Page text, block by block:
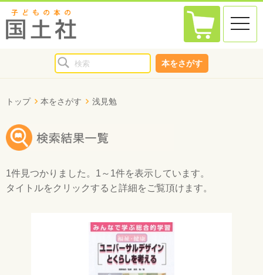
toggle
本をさがす
トップ 本をさがす 浅見勉
1件見つかりました。 1～1件を表示しています。
タイトルをクリックすると詳細をご覧頂けます。